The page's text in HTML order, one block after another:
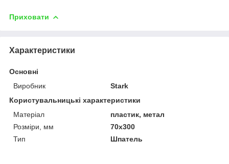
Приховати
Характеристики
Основні
Виробник
Stark
Користувальницькі характеристики
Матеріал
пластик, метал
Розміри, мм
70х300
Тип
Шпатель